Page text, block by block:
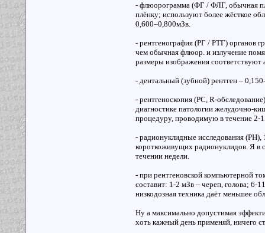
- флюорограмма (ФГ / ФЛГ, обычная
плёнку; используют более жёсткое
0,600–0,800мЗв.
- рентгенография (РГ / РТГ) органов
чем обычная флюор. и излучение
размеры изображения соответствуют
- дентальный (зубной) рентген –
- рентгеноскопия (РС, R-
диагностике патологии желудочно-
процедуру, проводимую в течение 2-
- радионуклидные исследования
короткоживущих радионуклидов. Я в
течении недели.
- при рентгеновской компьютерной
составит: 1-2 мЗв – череп, голова; 6-
низкодозная техника даёт меньшее
Ну а максимально допустимая
хоть кажный день применяй, ничего